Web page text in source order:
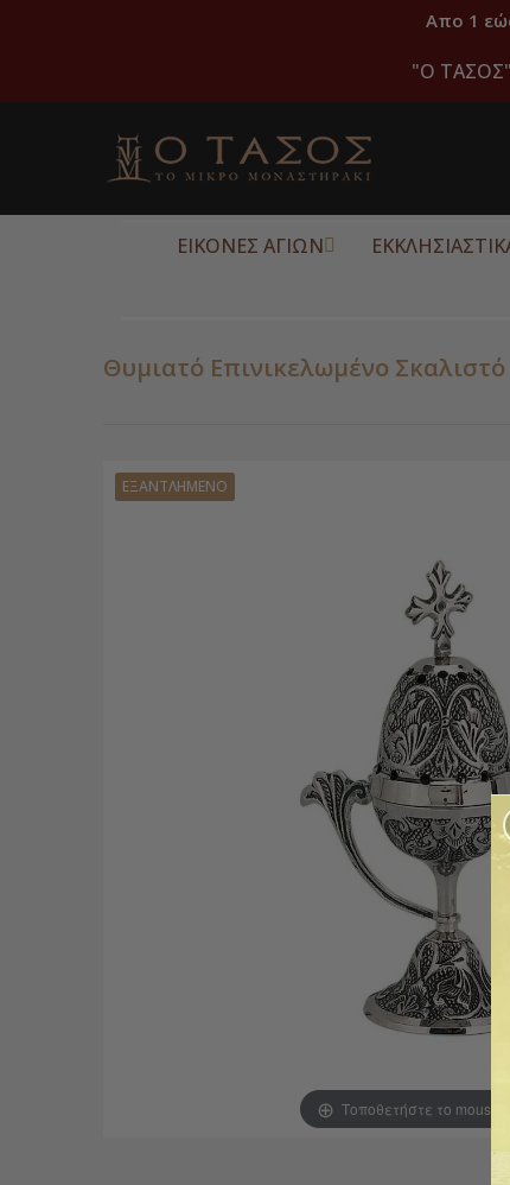
Απο 1
"O
ΕΙΚΟΝΕΣ ΑΓΙΩΝ
Θυμιατό Επινικελωμένο Σκαλιστό
ΕΞΑΝΤΛΗΜΈΝΟ
Τοποθετήστε το mouse